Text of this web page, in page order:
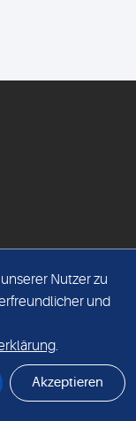
Nutzer zu
und
.
Akzeptieren